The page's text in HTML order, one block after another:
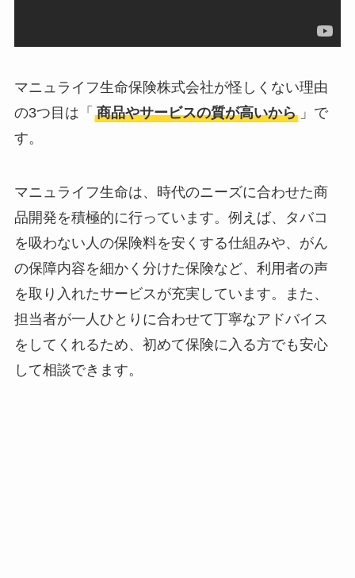
マニュライフ生命保険株式会社が怪しくない理由
の3つ目は「 商品やサービスの質が高いから 」で
す。
マニュライフ生命は、時代のニーズに合わせた商
品開発を積極的に行っています。例えば、タバコ
を吸わない人の保険料を安くする仕組みや、がん
の保障内容を細かく分けた保険など、利用者の声
を取り入れたサービスが充実しています。また、
担当者が一人ひとりに合わせて丁寧なアドバイス
をしてくれるため、初めて保険に入る方でも安心
して相談できます。